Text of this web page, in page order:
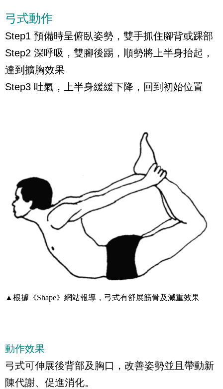
弓式動作
Step1 預備時呈俯臥姿勢，雙手抓住腳背或踝部
Step2 深呼吸，雙腳後踢，順勢將上半身抬起，
達到擴胸效果
Step3 吐氣，上半身緩緩下降，回到初始位置
▲根據《Shape》網站報導，弓式有舒展筋骨及減重效果
動作效果
弓式可伸展後背部及胸口，改善姿勢並且帶動新
陳代謝、促進消化。